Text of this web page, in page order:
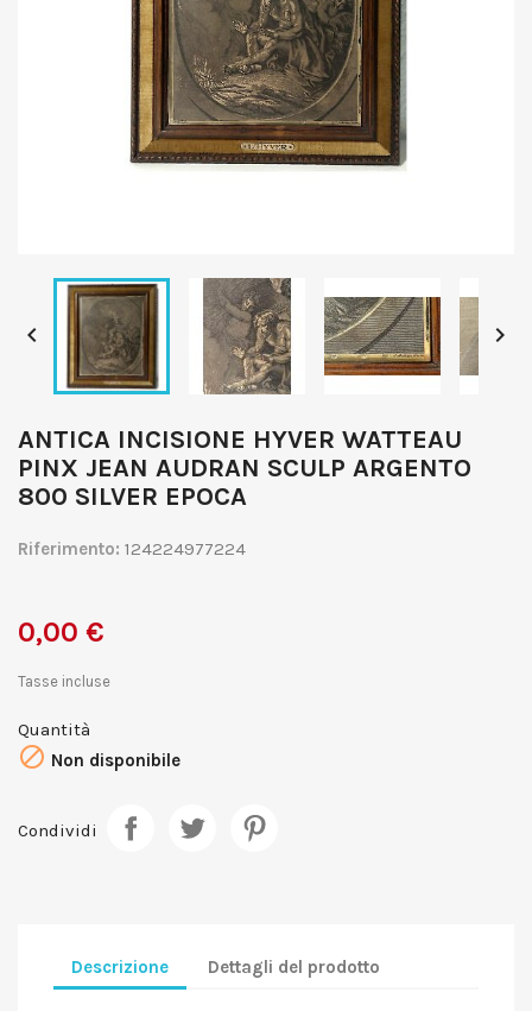
 
ANTICA INCISIONE HYVER WATTEAU
PINX JEAN AUDRAN SCULP ARGENTO
800 SILVER EPOCA
Riferimento: 124224977224
0,00 €
Tasse incluse
Quantità
 Non disponibile
Condividi
Descrizione Dettagli del prodotto